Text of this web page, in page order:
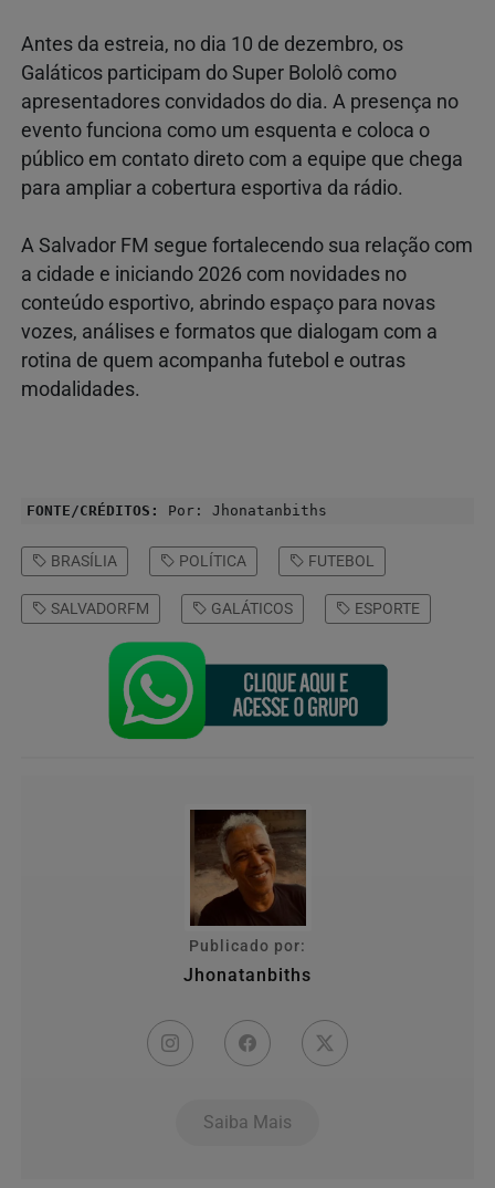
Antes da estreia, no dia 10 de dezembro, os
Galáticos participam do Super Bololô como
apresentadores convidados do dia. A presença no
evento funciona como um esquenta e coloca o
público em contato direto com a equipe que chega
para ampliar a cobertura esportiva da rádio.
A Salvador FM segue fortalecendo sua relação com
a cidade e iniciando 2026 com novidades no
conteúdo esportivo, abrindo espaço para novas
vozes, análises e formatos que dialogam com a
rotina de quem acompanha futebol e outras
modalidades.
FONTE/CRÉDITOS: Por: Jhonatanbiths
BRASÍLIA POLÍTICA FUTEBOL
SALVADORFM GALÁTICOS ESPORTE
Publicado por:
Jhonatanbiths
Saiba Mais